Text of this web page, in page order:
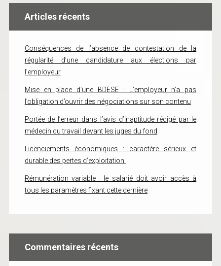
Articles récents
Conséquences de l’absence de contestation de la
régularité d’une candidature aux élections par
l’employeur
Mise en place d’une BDESE : L’employeur n’a pas
l’obligation d’ouvrir des négociations sur son contenu
Portée de l’erreur dans l’avis d’inaptitude rédigé par le
médecin du travail devant les juges du fond
Licenciements économiques : caractère sérieux et
durable des pertes d’exploitation
Rémunération variable : le salarié doit avoir accès à
tous les paramètres fixant cette dernière
Commentaires récents